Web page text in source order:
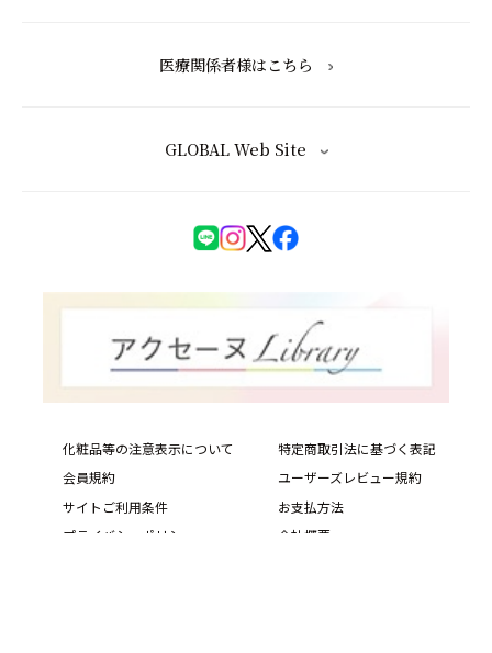
医療関係者様はこちら
GLOBAL Web Site
化粧品等の注意表示について
特定商取引法に基づく表記
会員規約
ユーザーズレビュー規約
サイトご利用条件
お支払方法
プライバシーポリシー
会社概要